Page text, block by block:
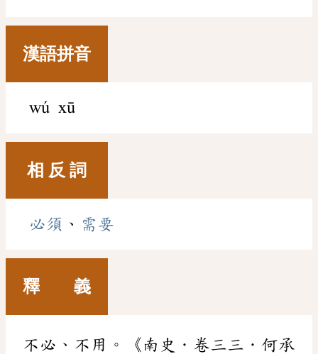
漢語拼音
wú xū
相 反 詞
必須 、 需要
釋 義
不必、不用。《南史．卷三三．何承